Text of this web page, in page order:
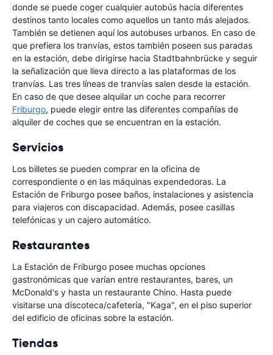
donde se puede coger cualquier autobús hacia diferentes
destinos tanto locales como aquellos un tanto más alejados.
También se detienen aquí los autobuses urbanos. En caso de
que prefiera los tranvías, estos también poseen sus paradas
en la estación, debe dirigirse hacia Stadtbahnbrücke y seguir
la señalización que lleva directo a las plataformas de los
tranvías. Las tres líneas de tranvías salen desde la estación.
En caso de que desee alquilar un coche para recorrer
Friburgo, puede elegir entre las diferentes compañías de
alquiler de coches que se encuentran en la estación.
Servicios
Los billetes se pueden comprar en la oficina de
correspondiente o en las máquinas expendedoras. La
Estación de Friburgo posee baños, instalaciones y asistencia
para viajeros con discapacidad. Además, posee casillas
telefónicas y un cajero automático.
Restaurantes
La Estación de Friburgo posee muchas opciones
gastronómicas que varían entre restaurantes, bares, un
McDonald's y hasta un restaurante Chino. Hasta puede
visitarse una discoteca/cafetería, "Kaga", en el piso superior
del edificio de oficinas sobre la estación.
Tiendas